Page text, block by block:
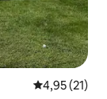
4,95 (21)